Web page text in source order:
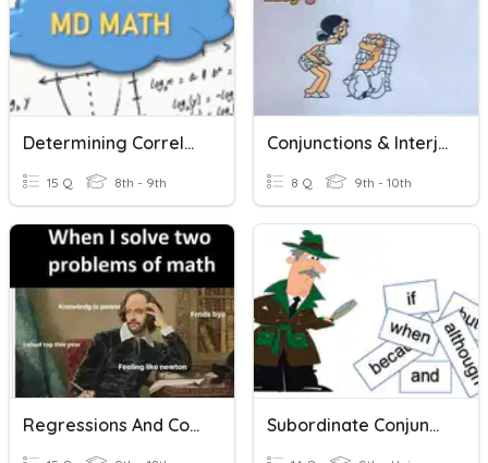
Determining Correlations
15 Q 8th - 9th
Conjunctions & Interjections
8 Q 9th - 10th
Regressions And Correlations Subordinate Conjunctions